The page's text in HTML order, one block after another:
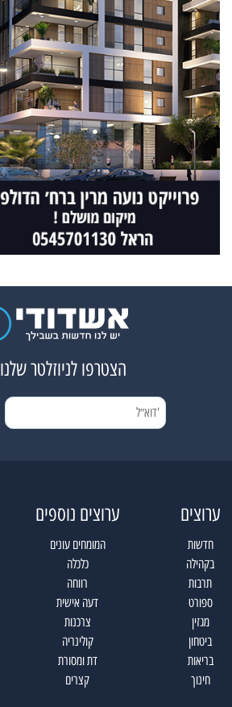
הצטרפו לניוזלטר שלנו
ערוצים
חדשות
בקהילה
תרבות
ספורט
מגזין
ביטחון
בריאות
חינוך
ערוצים נוספים
המומחים עונים
כלכלה
רווחה
דעה אישית
צרכנות
קולינריה
דת ומסורת
קצרים